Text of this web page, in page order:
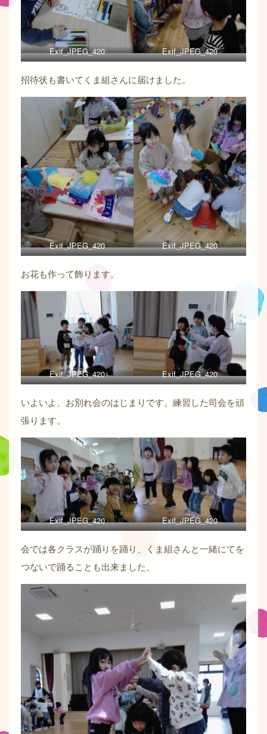
Exif_JPEG_420 Exif_JPEG_420
招待状も書いてくま組さんに届けました。
Exif_JPEG_420 Exif_JPEG_420
お花も作って飾ります。
Exif_JPEG_420 Exif_JPEG_420
いよいよ、お別れ会のはじまりです。練習した司会を頑
張ります。
Exif_JPEG_420 Exif_JPEG_420
会では各クラスが踊りを踊り、くま組さんと一緒にてを
つないで踊ることも出来ました。